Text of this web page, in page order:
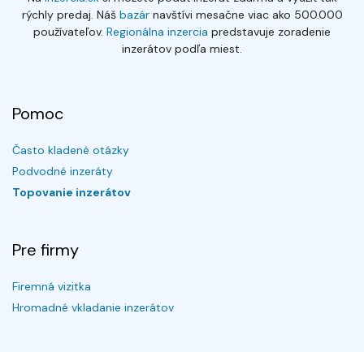
rýchly predaj. Náš bazárnavštívi mesačne viac ako 500.000
používateľov. Regionálna inzercia predstavuje zoradenie
inzerátov podľa miest.
Pomoc
Často kladené otázky
Podvodné inzeráty
Topovanie inzerátov
Pre firmy
Firemná vizitka
Hromadné vkladanie inzerátov